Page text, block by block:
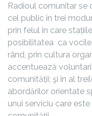
Radioul comunitar se
cel public în trei
prin felul în care
posibilitatea ca vocile
rând, prin cultura
accentuează
comunității; şi în al
abordărilor orientate
unui serviciu care